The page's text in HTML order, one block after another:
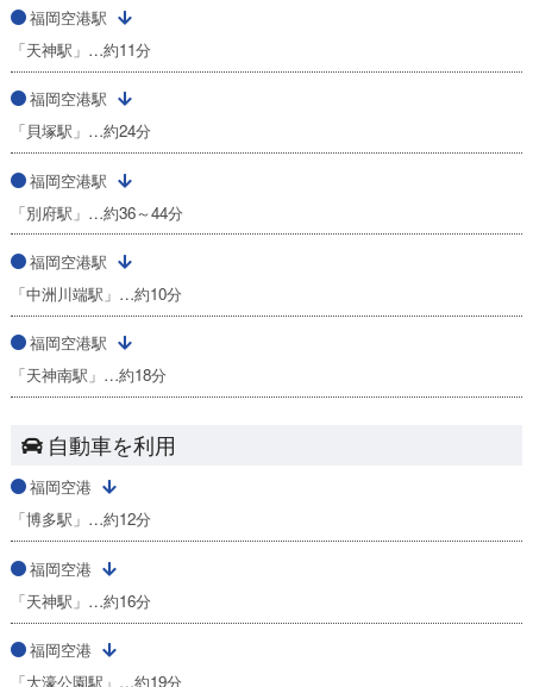
福岡空港駅
「天神駅」…約11分
福岡空港駅
「貝塚駅」…約24分
福岡空港駅
「別府駅」…約36～44分
福岡空港駅
「中洲川端駅」…約10分
福岡空港駅
「天神南駅」…約18分
自動車を利用
福岡空港
「博多駅」…約12分
福岡空港
「天神駅」…約16分
福岡空港
「大濠公園駅」…約19分